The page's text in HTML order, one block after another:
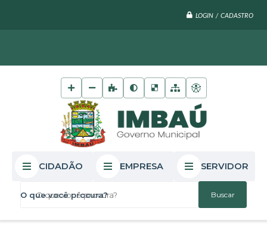
LOGIN / CADASTRO
O que você procura?
CIDADÃO EMPRESA SERVIDOR